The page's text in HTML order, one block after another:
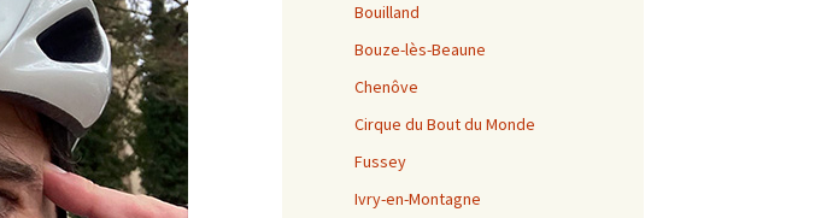
Éringes
Flavigny-sur-Ozerain
l’Arbre Rond
l’Italie
Bouilland
Bouze-lès-Beaune
Chenôve
Cirque du Bout du Monde
Fussey
Ivry-en-Montagne